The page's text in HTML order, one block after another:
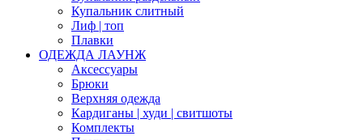
Купальник слитный
Лиф | топ
Плавки
ОДЕЖДА ЛАУНЖ
Аксессуары
Брюки
Верхняя одежда
Кардиганы | худи | свитшоты
Комплекты